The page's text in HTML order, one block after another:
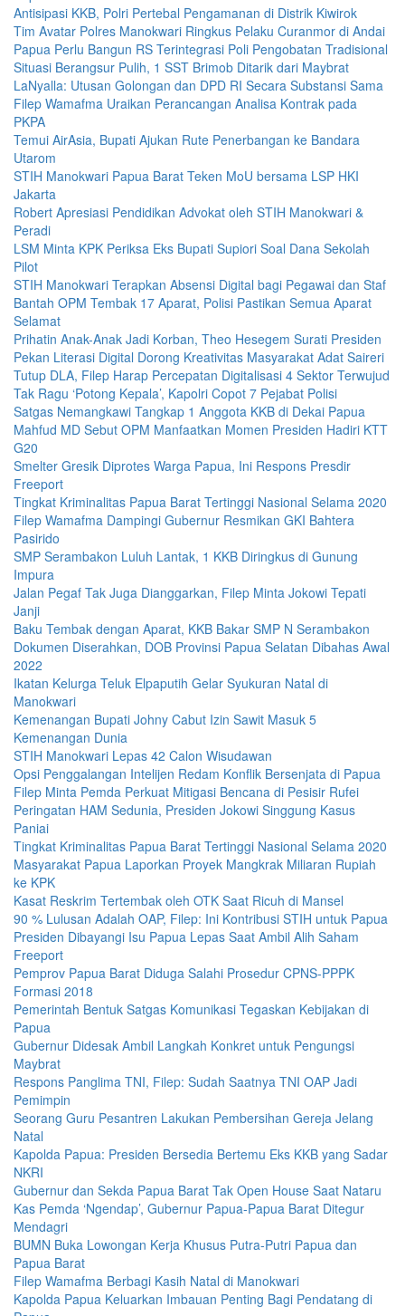
Antisipasi KKB, Polri Pertebal Pengamanan di Distrik Kiwirok
Tim Avatar Polres Manokwari Ringkus Pelaku Curanmor di Andai
Papua Perlu Bangun RS Terintegrasi Poli Pengobatan Tradisional
Situasi Berangsur Pulih, 1 SST Brimob Ditarik dari Maybrat
LaNyalla: Utusan Golongan dan DPD RI Secara Substansi Sama
Filep Wamafma Uraikan Perancangan Analisa Kontrak pada
PKPA
Temui AirAsia, Bupati Ajukan Rute Penerbangan ke Bandara
Utarom
STIH Manokwari Papua Barat Teken MoU bersama LSP HKI
Jakarta
Robert Apresiasi Pendidikan Advokat oleh STIH Manokwari &
Peradi
LSM Minta KPK Periksa Eks Bupati Supiori Soal Dana Sekolah
Pilot
STIH Manokwari Terapkan Absensi Digital bagi Pegawai dan Staf
Bantah OPM Tembak 17 Aparat, Polisi Pastikan Semua Aparat
Selamat
Prihatin Anak-Anak Jadi Korban, Theo Hesegem Surati Presiden
Pekan Literasi Digital Dorong Kreativitas Masyarakat Adat Saireri
Tutup DLA, Filep Harap Percepatan Digitalisasi 4 Sektor Terwujud
Tak Ragu ‘Potong Kepala’, Kapolri Copot 7 Pejabat Polisi
Satgas Nemangkawi Tangkap 1 Anggota KKB di Dekai Papua
Mahfud MD Sebut OPM Manfaatkan Momen Presiden Hadiri KTT
G20
Smelter Gresik Diprotes Warga Papua, Ini Respons Presdir
Freeport
Tingkat Kriminalitas Papua Barat Tertinggi Nasional Selama 2020
Filep Wamafma Dampingi Gubernur Resmikan GKI Bahtera
Pasirido
SMP Serambakon Luluh Lantak, 1 KKB Diringkus di Gunung
Impura
Jalan Pegaf Tak Juga Dianggarkan, Filep Minta Jokowi Tepati
Janji
Baku Tembak dengan Aparat, KKB Bakar SMP N Serambakon
Dokumen Diserahkan, DOB Provinsi Papua Selatan Dibahas Awal
2022
Ikatan Kelurga Teluk Elpaputih Gelar Syukuran Natal di
Manokwari
Kemenangan Bupati Johny Cabut Izin Sawit Masuk 5
Kemenangan Dunia
STIH Manokwari Lepas 42 Calon Wisudawan
Opsi Penggalangan Intelijen Redam Konflik Bersenjata di Papua
Filep Minta Pemda Perkuat Mitigasi Bencana di Pesisir Rufei
Peringatan HAM Sedunia, Presiden Jokowi Singgung Kasus
Paniai
Tingkat Kriminalitas Papua Barat Tertinggi Nasional Selama 2020
Masyarakat Papua Laporkan Proyek Mangkrak Miliaran Rupiah
ke KPK
Kasat Reskrim Tertembak oleh OTK Saat Ricuh di Mansel
90 % Lulusan Adalah OAP, Filep: Ini Kontribusi STIH untuk Papua
Presiden Dibayangi Isu Papua Lepas Saat Ambil Alih Saham
Freeport
Pemprov Papua Barat Diduga Salahi Prosedur CPNS-PPPK
Formasi 2018
Pemerintah Bentuk Satgas Komunikasi Tegaskan Kebijakan di
Papua
Gubernur Didesak Ambil Langkah Konkret untuk Pengungsi
Maybrat
Respons Panglima TNI, Filep: Sudah Saatnya TNI OAP Jadi
Pemimpin
Seorang Guru Pesantren Lakukan Pembersihan Gereja Jelang
Natal
Kapolda Papua: Presiden Bersedia Bertemu Eks KKB yang Sadar
NKRI
Gubernur dan Sekda Papua Barat Tak Open House Saat Nataru
Kas Pemda ‘Ngendap’, Gubernur Papua-Papua Barat Ditegur
Mendagri
BUMN Buka Lowongan Kerja Khusus Putra-Putri Papua dan
Papua Barat
Filep Wamafma Berbagi Kasih Natal di Manokwari
Kapolda Papua Keluarkan Imbauan Penting Bagi Pendatang di